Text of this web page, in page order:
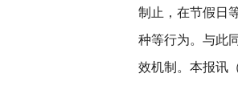
制止，在节假日
种等行为。与此
效机制。本报讯